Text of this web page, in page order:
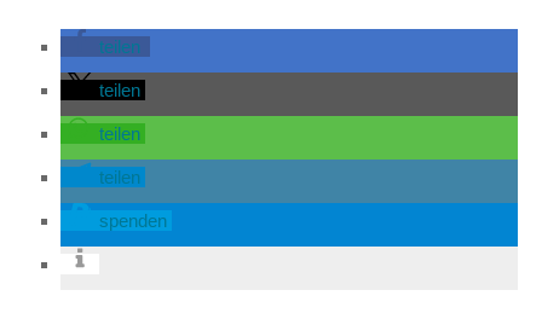
teilen
teilen
teilen
teilen
spenden